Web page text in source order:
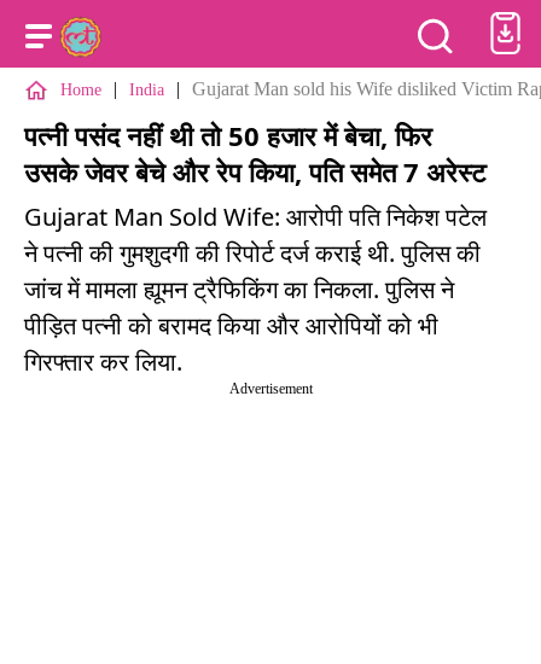
Home | India | Gujarat Man sold his Wife disliked Victim
पत्नी पसंद नहीं थी तो 50 हजार में बेचा, फिर
उसके जेवर बेचे और रेप किया, पति समेत 7 अरेस्ट
Gujarat Man Sold Wife: आरोपी पति निकेश पटेल
ने पत्नी की गुमशुदगी की रिपोर्ट दर्ज कराई थी. पुलिस की
जांच में मामला ह्यूमन ट्रैफिकिंग का निकला. पुलिस ने
पीड़ित पत्नी को बरामद किया और आरोपियों को भी
गिरफ्तार कर लिया.
Advertisement